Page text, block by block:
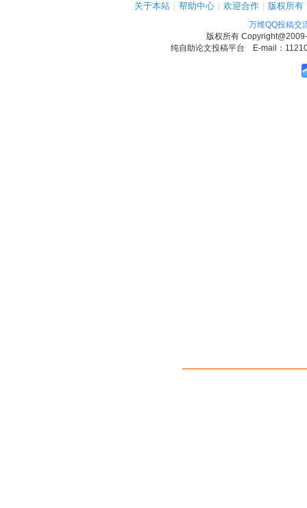
关于本站 | 帮助中心 | 欢迎合作 | 版权所有
万维QQ投稿交
版权所有
纯自助论文投稿平台 E-mail：